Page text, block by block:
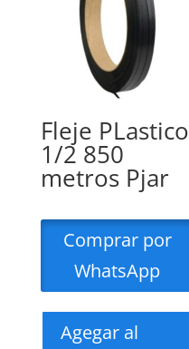
Fleje PLastico
1/2 850
metros Pjar
Comprar por
WhatsApp
Agegar al